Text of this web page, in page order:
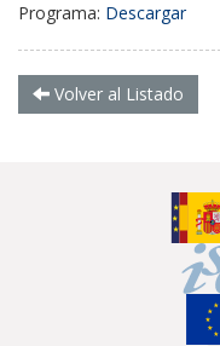
Programa: Descargar
Volver al Listado